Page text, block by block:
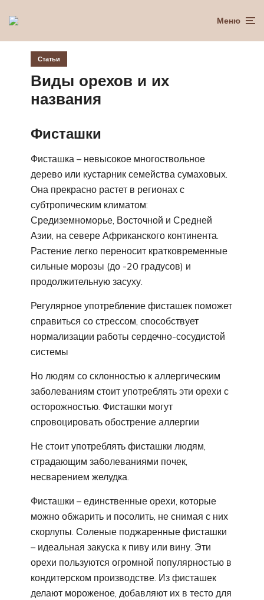
Меню
Статьи
Виды орехов и их
названия
Фисташки
Фисташка – невысокое многоствольное
дерево или кустарник семейства сумаховых.
Она прекрасно растет в регионах с
субтропическим климатом:
Средиземноморье, Восточной и Средней
Азии, на севере Африканского континента.
Растение легко переносит кратковременные
сильные морозы (до -20 градусов) и
продолжительную засуху.
Регулярное употребление фисташек поможет
справиться со стрессом, способствует
нормализации работы сердечно-сосудистой
системы
Но людям со склонностью к аллергическим
заболеваниям стоит употреблять эти орехи с
осторожностью. Фисташки могут
спровоцировать обострение аллергии
Не стоит употреблять фисташки людям,
страдающим заболеваниями почек,
несварением желудка.
Фисташки – единственные орехи, которые
можно обжарить и посолить, не снимая с них
скорлупы. Соленые поджаренные фисташки
– идеальная закуска к пиву или вину. Эти
орехи пользуются огромной популярностью в
кондитерском производстве. Из фисташек
делают мороженое, добавляют их в тесто для